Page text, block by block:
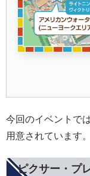
今回のイベントで
用意されています。
ピクサー・プ